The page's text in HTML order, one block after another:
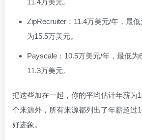
11.4万美元。
ZipRecruiter：11.4万美元/年，最
为15.5万美元。
Payscale：10.5万美元/年，最低为
11.3万美元。
把这些加在一起，你的平均估计年薪为
个来源外，所有来源都列出了年薪超过
好迹象。